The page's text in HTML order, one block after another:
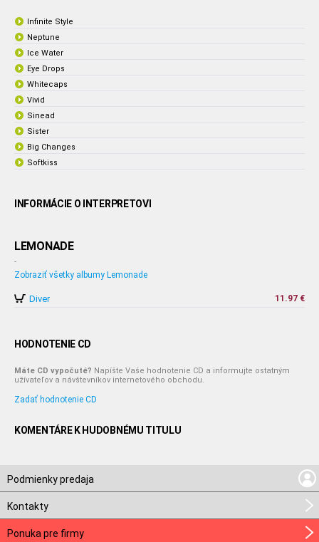
Infinite Style
Neptune
Ice Water
Eye Drops
Whitecaps
Vivid
Sinead
Sister
Big Changes
Softkiss
INFORMÁCIE O INTERPRETOVI
LEMONADE
-
Zobraziť všetky albumy Lemonade
Diver 11.97 €
HODNOTENIE CD
Máte CD vypočuté? Napíšte Vaše hodnotenie CD a informujte ostatným
užívateľov a návštevníkov internetového obchodu.
Zadať hodnotenie CD
KOMENTÁRE K HUDOBNÉMU TITULU
Podmienky predaja
Kontakty
Ponuka pre firmy